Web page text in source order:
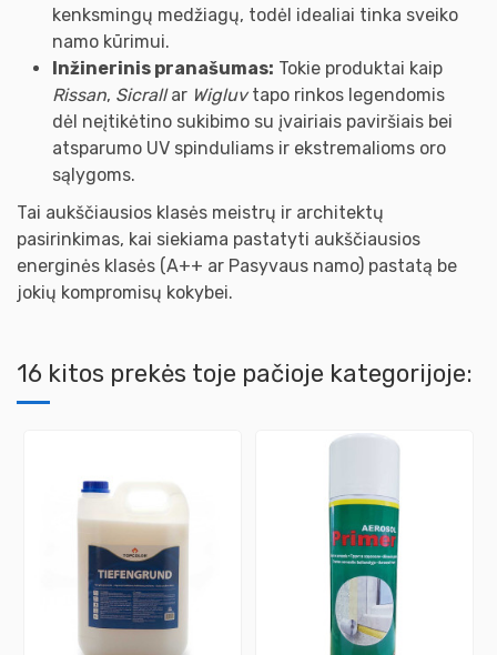
kenksmingų medžiagų, todėl idealiai tinka sveiko
namo kūrimui.
Inžinerinis pranašumas: Tokie produktai kaip
Rissan, Sicrallar Wigluvtapo rinkos legendomis
dėl neįtikėtino sukibimo su įvairiais paviršiais bei
atsparumo UV spinduliams ir ekstremalioms oro
sąlygoms.
Tai aukščiausios klasės meistrų ir architektų
pasirinkimas, kai siekiama pastatyti aukščiausios
energinės klasės (A++ ar Pasyvaus namo) pastatą be
jokių kompromisų kokybei.
16 kitos prekės toje pačioje kategorijoje: